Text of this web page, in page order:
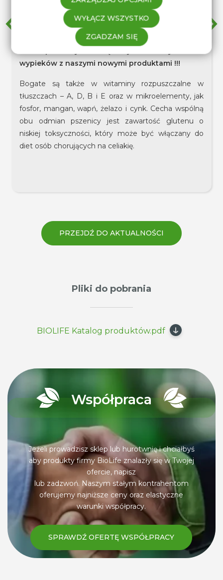
WYŁĄCZ WSZYSTKO
ZGADZAM SIĘ
Nowości - Już w sprzedaży !!!
wypieków z naszymi nowymi produktami !!!
Bogate są także w witaminy rozpuszczalne w
tłuszczach – A, D, B i E oraz w mikroelementy, jak
fosfor, mangan, wapń, żelazo i cynk. Cecha wspólną
obu odmian pszenicy jest zawartość glutenu o
niskiej toksyczności, który może być włączany do
diet osób chorujących na celiakię.
PRZEJDŹ DO AKTUALNOŚCI
Pliki do pobrania
BIOLIFE Katalog produktów.pdf
Współpraca
Jeżeli prowadzisz sklep lub hurotwnię i chciałbyś
aby produkty firmy BioLife znalazły się w Twojej
ofercie, napisz
lub zadzwoń. Naszym stałym kontrahentom
oferujemy najniższe ceny oraz elastyczne
warunki współpracy.
SPRAWDŹ OFERTĘ WSPÓŁPRACY